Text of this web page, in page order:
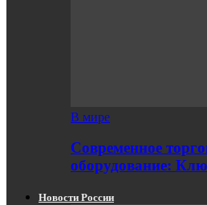
В мире
Современное
оборудование:
Новости России